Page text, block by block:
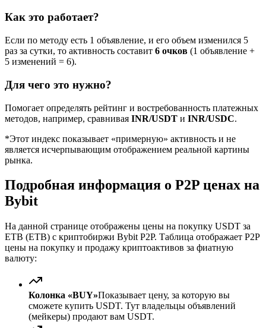
Как это работает?
Если по методу есть 1 объявление, и его объем изменился 5
раз за сутки, то активность составит 6 очков (1 объявление +
5 изменений = 6).
Для чего это нужно?
Помогает определять рейтинг и востребованность платежных
методов, например, сравнивая INR/USDT и INR/USDC.
*Этот индекс показывает «примерную» активность и не
является исчерпывающим отображением реальной картины
рынка.
Подробная информация о P2P ценах на
Bybit
На данной странице отображены цены на покупку USDT за
ETB (ETB) с криптобиржи Bybit P2P. Таблица отображает P2P
цены на покупку и продажу криптоактивов за фиатную
валюту:
Колонка «BUY»Показывает цену, за которую вы
сможете купить USDT. Тут владельцы объявлений
(мейкеры) продают вам USDT.